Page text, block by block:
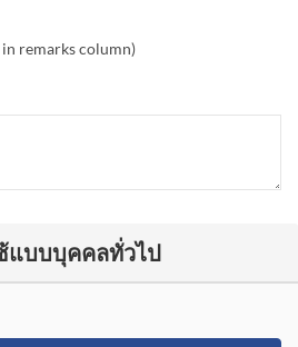
remarks column)
แบบบุคคลทั่วไป